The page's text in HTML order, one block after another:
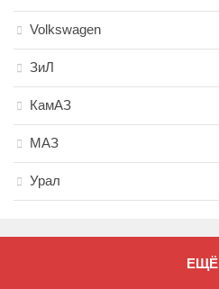
Volkswagen
ЗиЛ
КамАЗ
МАЗ
Урал
ЕЩЁ